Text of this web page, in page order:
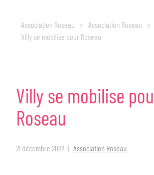
Association Roseau > Association Roseau >
Villy se mobilise pour Roseau
Villy se mobilise
Roseau
21 décembre 2022 Association Roseau